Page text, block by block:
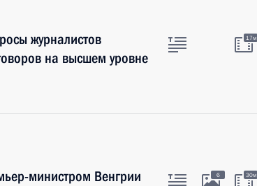
журналистов
на высшем уровне
17м
министром Венгрии
6 30м